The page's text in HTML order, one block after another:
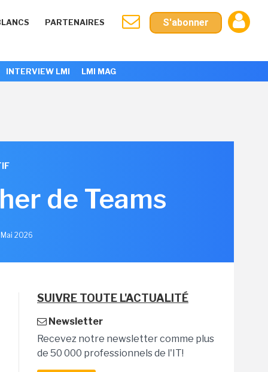
PARTENAIRES S'abonner
INTERVIEW LMI LMI MAG
de Teams
2026
SUIVRE TOUTE L'ACTUALITÉ
Newsletter
Recevez notre newsletter comme plus
de 50 000 professionnels de l'IT!